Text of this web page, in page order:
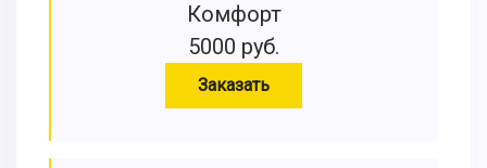
Комфорт
5000 руб.
Заказать